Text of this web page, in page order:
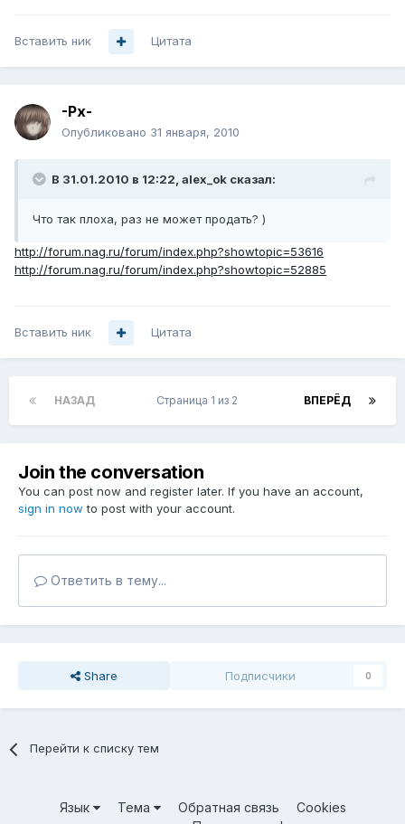
Вставить ник Цитата
-Px-
Опубликовано 31 января, 2010
В 31.01.2010 в 12:22, alex_ok сказал:
Что так плоха, раз не может продать? )
http://forum.nag.ru/forum/index.php?showtopic=53616
http://forum.nag.ru/forum/index.php?showtopic=52885
Вставить ник Цитата
НАЗАД ВПЕРЁД
Страница 1 из 2
Join the conversation
You can post now and register later. If you have an account,
sign in now to post with your account.
Ответить в тему...
Share Подписчики 0
Перейти к списку тем
Язык Тема Обратная связь
Cookies